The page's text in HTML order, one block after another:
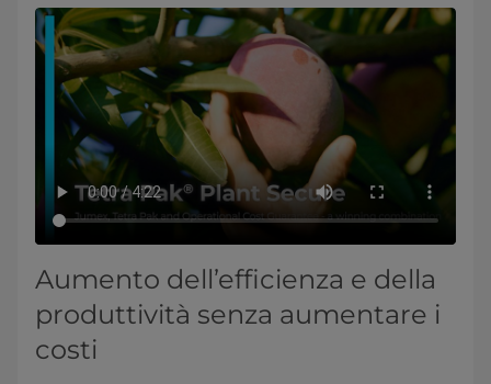
Aumento dell’efficienza e della
produttività senza aumentare i
costi